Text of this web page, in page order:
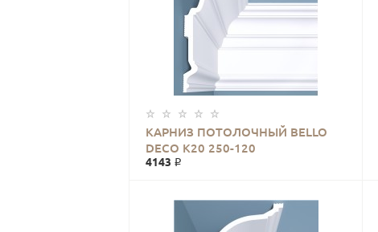
КАРНИЗ ПОТОЛОЧНЫЙ BELLO
DECO К20 250-120
4143 ₽